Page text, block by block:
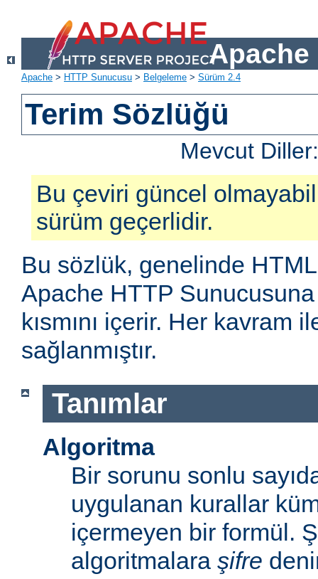
Apache
Apache > HTTP Sunucusu > Belgeleme > Sürüm 2.4
Terim Sözlüğü
Mevcut
Bu çeviri güncel
sürüm geçerlidir.
Bu sözlük, genelinde
Apache HTTP
kısmını içerir. Her kavram
sağlanmıştır.
Tanımlar
Algoritma
Bir sorunu sonlu
uygulanan kurallar
içermeyen bir formül.
algoritmalara şifre